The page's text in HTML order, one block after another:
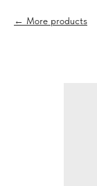
More products